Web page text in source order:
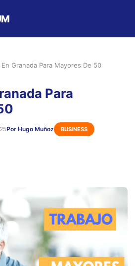
En Granada Para Mayores De 50
Para
Por Hugo Muñoz BUSINESS